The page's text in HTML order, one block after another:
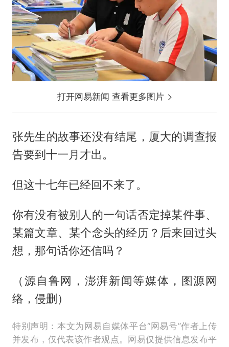
打开网易新闻 查看更多图片
张先生的故事还没有结尾，厦大的调查报
告要到十一月才出。
但这十七年已经回不来了。
你有没有被别人的一句话否定掉某件事、
某篇文章、某个念头的经历？后来回过头
想，那句话你还信吗？
（源自鲁网，澎湃新闻等媒体，图源网
络，侵删）
特别声明：本文为网易自媒体平台“网易号”作者上传
并发布，仅代表该作者观点。网易仅提供信息发布平